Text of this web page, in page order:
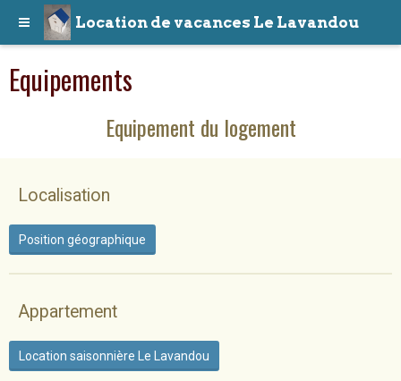
Location de vacances Le Lavandou
Equipements
Equipement du logement
Localisation
Position géographique
Appartement
Location saisonnière Le Lavandou